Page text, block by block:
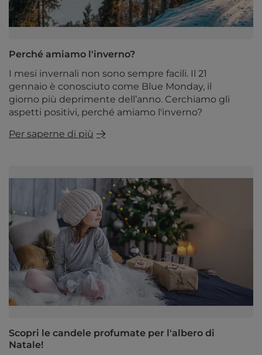
Perché amiamo l'inverno?
I mesi invernali non sono sempre facili. Il 21
gennaio è conosciuto come Blue Monday, il
giorno più deprimente dell’anno. Cerchiamo gli
aspetti positivi, perché amiamo l'inverno?
Per saperne di più
Scopri le candele profumate per l'albero di
Natale!